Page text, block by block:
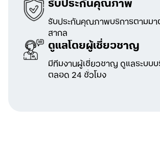
รับประกันคุณภาพ
รับประกันคุณภาพบริการตามมา
สากล
ดูแลโดยผู้เชี่ยวชาญ
มีทีมงานผู้เชี่ยวชาญ ดูแลระบบบ
ตลอด 24 ชั่วโมง